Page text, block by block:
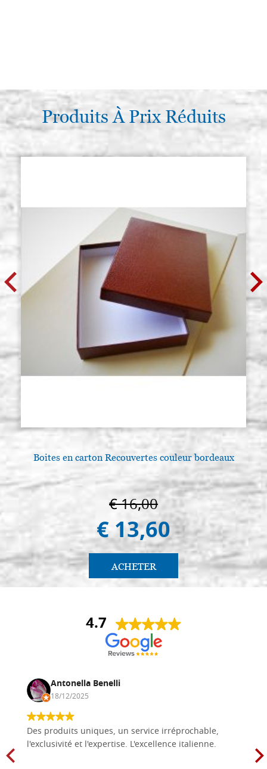
Produits À Prix Réduits
Boites en carton Recouvertes couleur bordeaux
€ 16,00
€ 13,60
ACHETER
4.7
Antonella Benelli
18/12/2025
Des produits uniques, un service irréprochable,
l'exclusivité et l'expertise. L'excellence italienne.